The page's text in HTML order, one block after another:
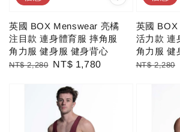
英國 BOX Menswear 亮橘
注目款 連身體育服 摔角服
角力服 健身服 健身背心
Regular
NT$ 2,280 Sale
NT$ 1,780
英國
活力款 連
角力服 健
Regular
NT$ 2,280